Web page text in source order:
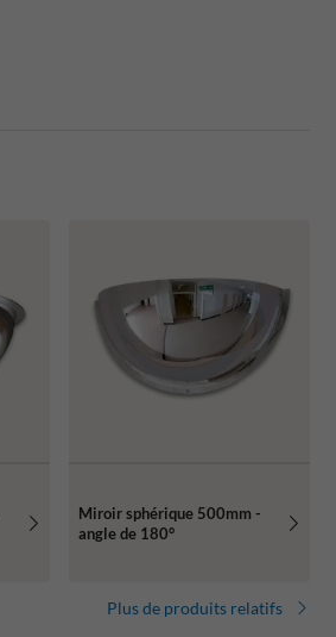
Miroir sphérique 500mm -
angle de 180°
Plus de produits relatifs